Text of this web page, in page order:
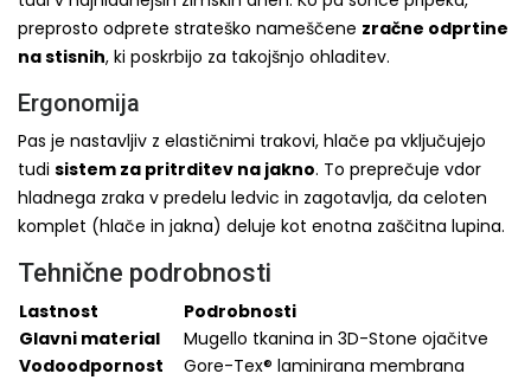
preprosto odprete strateško nameščene zračne odprtine
na stisnih, ki poskrbijo za takojšnjo ohladitev.
Ergonomija
Pas je nastavljiv z elastičnimi trakovi, hlače pa vključujejo
tudi sistem za pritrditev na jakno. To preprečuje vdor
hladnega zraka v predelu ledvic in zagotavlja, da celoten
komplet (hlače in jakna) deluje kot enotna zaščitna lupina.
Tehnične podrobnosti
Lastnost
Podrobnosti
Glavni material
Mugello tkanina in 3D-Stone ojačitve
Vodoodpornost
Gore-Tex® laminirana membrana